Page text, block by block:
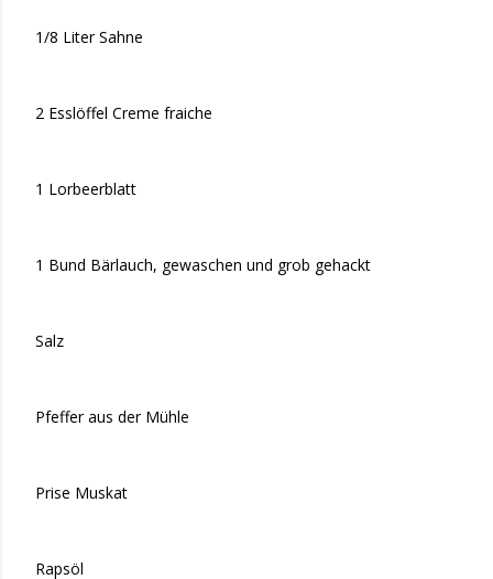
1/8 Liter Sahne
2 Esslöffel Creme fraiche
1 Lorbeerblatt
1 Bund Bärlauch, gewaschen und grob gehackt
Salz
Pfeffer aus der Mühle
Prise Muskat
Rapsöl